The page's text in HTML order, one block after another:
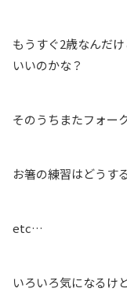
もうすぐ2歳なんだ
いいのかな？
そのうちまたフォー
お箸の練習はどうす
etc…
いろいろ気になるけ